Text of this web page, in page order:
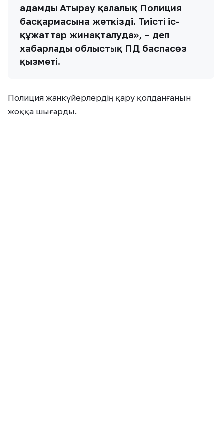
адамды Атырау қалалық Полиция
басқармасына жеткізді. Тиісті іс-
құжаттар жинақталуда», – деп
хабарлады облыстық ПД баспасөз
қызметі.
Полиция жанкүйерлердің қару қолданғанын
жоққа шығарды.